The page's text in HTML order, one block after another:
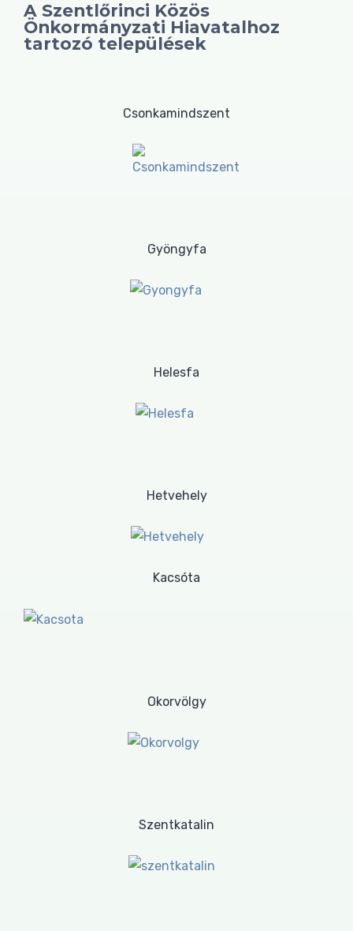
A Szentlőrinci Közös
Önkormányzati Hiavatalhoz
tartozó települések
Csonkamindszent
Gyöngyfa
Helesfa
Hetvehely
Kacsóta
Okorvölgy
Szentkatalin